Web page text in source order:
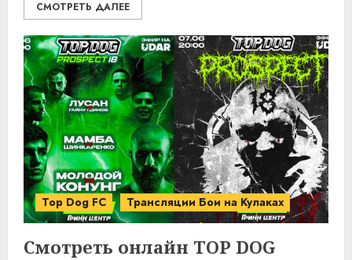
СМОТРЕТЬ ДАЛЕЕ
Top Dog FC Трансляции Бои на Кулаках
Смотреть онлайн TOP DOG